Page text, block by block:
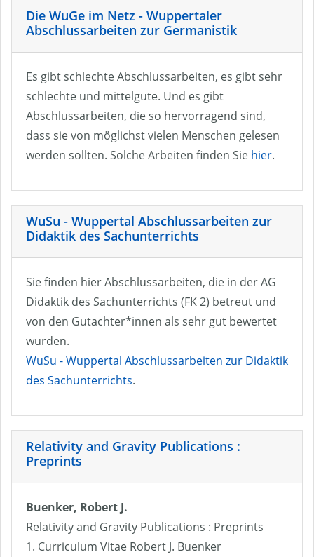
Die WuGe im Netz - Wuppertaler
Abschlussarbeiten zur Germanistik
Es gibt schlechte Abschlussarbeiten, es gibt sehr
schlechte und mittelgute. Und es gibt
Abschlussarbeiten, die so hervorragend sind,
dass sie von möglichst vielen Menschen gelesen
werden sollten. Solche Arbeiten finden Sie hier.
WuSu - Wuppertal Abschlussarbeiten zur
Didaktik des Sachunterrichts
Sie finden hier Abschlussarbeiten, die in der AG
Didaktik des Sachunterrichts (FK 2) betreut und
von den Gutachter*innen als sehr gut bewertet
wurden.
WuSu - Wuppertal Abschlussarbeiten zur Didaktik
des Sachunterrichts.
Relativity and Gravity Publications :
Preprints
Buenker, Robert J.
Relativity and Gravity Publications : Preprints
1. Curriculum Vitae Robert J. Buenker